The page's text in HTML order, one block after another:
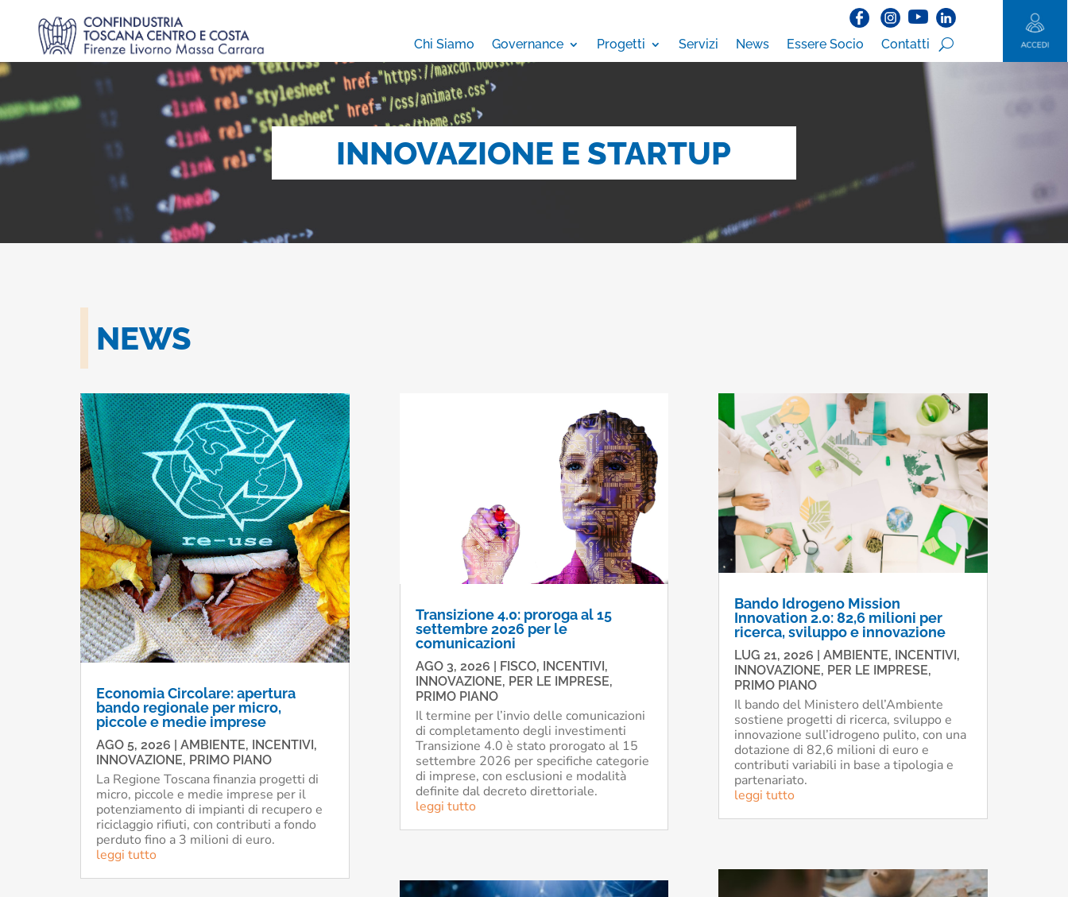
Chi Siamo Governance Progetti Servizi News Essere Socio Contatti
INNOVAZIONE E STARTUP
NEWS
Economia Circolare: apertura
bando regionale per micro,
piccole e medie imprese
AGO 5, 2026 AMBIENTE, INCENTIVI ,
INNOVAZIONE, PRIMO PIANO
La Regione Toscana finanzia progetti di
micro, piccole e medie imprese per il
potenziamento di impianti di recupero e
riciclaggio rifiuti, con contributi a fondo
perduto fino a 3 milioni di euro.
leggi tutto
Transizione 4.0: proroga al 15
settembre 2026 per le
comunicazioni
AGO 3, 2026 | FISCO, INCENTIVI,
INNOVAZIONE, PER LE IMPRESE,
PRIMO PIANO
Il termine per l’invio delle comunicazioni
di completamento degli investimenti
Transizione 4.0 è stato prorogato al 15
settembre 2026 per specifiche categorie
di imprese, con esclusioni e modalità
definite dal decreto direttoriale.
leggi tutto
Bando Idrogeno Mission
Innovation 2.0: 82,6 milioni per
ricerca, sviluppo e innovazione
LUG 21, 2026 |AMBIENTE, INCENTIVI ,
INNOVAZIONE, PER LE IMPRESE,
PRIMO PIANO
Il bando del Ministero dell’Ambiente
sostiene progetti di ricerca, sviluppo e
innovazione sull’idrogeno pulito, con una
dotazione di 82,6 milioni di euro e
contributi variabili in base a tipologia e
partenariato.
leggi tutto